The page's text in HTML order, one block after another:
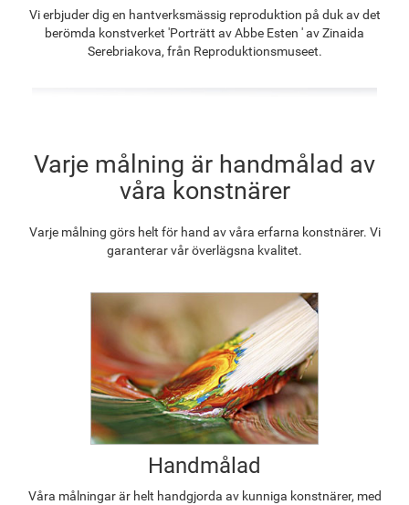
1 275.42kr 990.64kr 1 428.19kr 1 285.63kr
Vi erbjuder dig en hantverksmässig reproduktion på duk av det
berömda konstverket 'Porträtt av Abbe Esten ' av Zinaida
Serebriakova, från Reproduktionsmuseet.
Varje målning är handmålad av
våra konstnärer
Varje målning görs helt för hand av våra erfarna konstnärer. Vi
garanterar vår överlägsna kvalitet.
Handmålad
Våra målningar är helt handgjorda av kunniga konstnärer, med